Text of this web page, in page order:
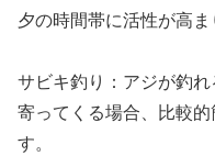
夕の時間帯に活性が高ま
サビキ釣り：アジが釣
寄ってくる場合、比較
す。